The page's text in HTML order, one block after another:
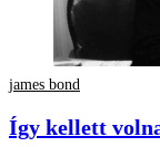
james bond
Így kellett